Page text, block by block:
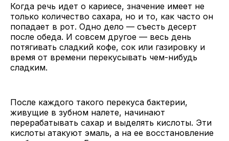
Когда речь идет о кариесе, значение имеет не
только количество сахара, но и то, как часто он
попадает в рот. Одно дело — съесть десерт
после обеда. И совсем другое — весь день
потягивать сладкий кофе, сок или газировку и
время от времени перекусывать чем-нибудь
сладким.
После каждого такого перекуса бактерии,
живущие в зубном налете, начинают
перерабатывать сахар и выделять кислоты. Эти
кислоты атакуют эмаль, а на ее восстановление